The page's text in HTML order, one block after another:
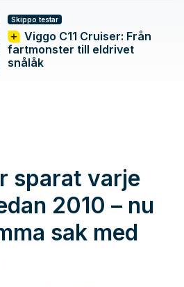
Skippo testar
Viggo C11 Cruiser: Från
fartmonster till eldrivet
snålåk
sparat varje
2010 – nu
sak med